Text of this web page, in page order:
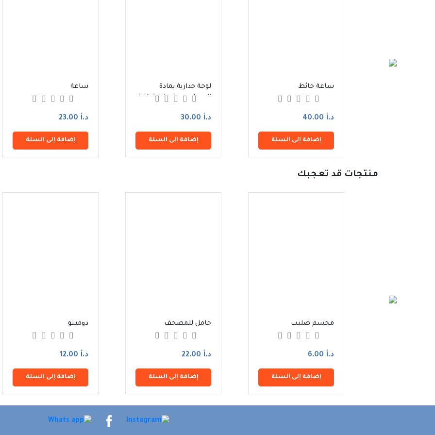
ساعة حائط
د.أ 40.00
إضافة إلى السلة
لوحة جدارية بمادة
الايبوكسي رزن اية قرانية
د.أ 30.00
إضافة إلى السلة
ساعة
د.أ 23.00
إضافة إلى السلة
منتجات قد تعجبك
مجسم صليب
د.أ 6.00
إضافة إلى السلة
حامل للمصحف
د.أ 22.00
إضافة إلى السلة
دومينو
د.أ 12.00
إضافة إلى السلة